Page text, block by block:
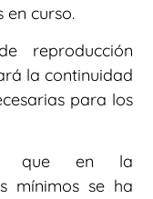
curso.
reproducción
la continuidad
para los
que en la
mínimos se ha